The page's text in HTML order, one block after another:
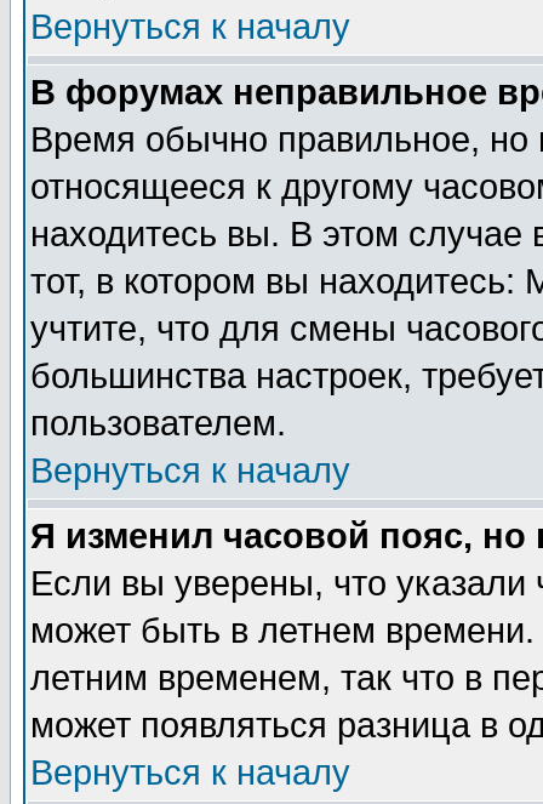
Вернуться к началу
В форумах неправильное
Время обычно правильное,
относящееся к другому
находитесь вы. В этом
тот, в котором вы
учтите, что для смены
большинства настроек,
пользователем.
Вернуться к началу
Я изменил часовой пояс,
Если вы уверены, что указали
может быть в летнем
летним временем, так что в
может появляться разница в
Вернуться к началу